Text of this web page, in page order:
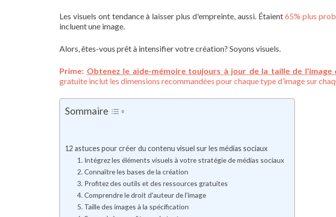
Les visuels ont tendance à laisser plus d'empreinte, aussi. Étaient65% plus
incluent une image.
Alors, êtes-vous prêt à intensifier votre création? Soyons visuels.
Prime: Obtenez le aide-mémoire toujours à jour de la taille de l'image
gratuite inclut les dimensions recommandées pour chaque type d’image sur
Sommaire
12 astuces pour créer du contenu visuel sur les médias sociaux
1. Intégrez les éléments visuels à votre stratégie de médias sociaux
2. Connaître les bases de la création
3. Profitez des outils et des ressources gratuites
4. Comprendre le droit d'auteur de l'image
5. Taille des images à la spécification